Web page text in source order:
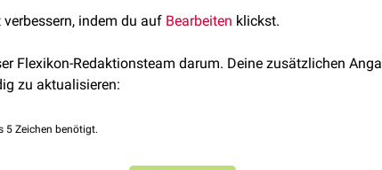
indem du auf Bearbeiten klickst.
Flexikon-Redaktionsteam darum. Deine zusätzlichen
zu aktualisieren:
5 Zeichen benötigt.